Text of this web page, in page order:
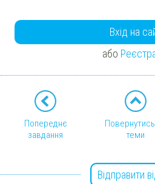
Вхід на
або
Попереднє
завдання
теми
Відправити